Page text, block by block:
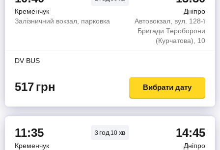
Кременчук
Дніпро
Залізничний вокзал, парковка
Автовокзал, вул. 128-ї
Бригади Тероборони
(Курчатова), 10
DV BUS
517грн Вибрати дату
11:35 3 год10 хв 14:45
Кременчук
Дніпро